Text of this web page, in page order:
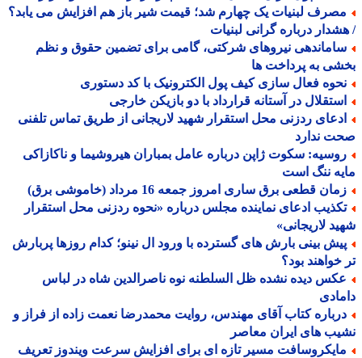
لبنیات یک چهارم شد؛ قیمت شیر باز هم افزایش می یابد؟
درباره گرانی لبنیات
نیروهای شرکتی، گامی برای تضمین حقوق و نظم
به پرداخت ها
فعال سازی کیف پول الکترونیک با کد دستوری
در آستانه قرارداد با دو بازیکن خارجی
ردزنی محل استقرار شهید لاریجانی از طریق تماس تلفنی
ندارد
سکوت ژاپن درباره عامل بمباران هیروشیما و ناکازاکی
ننگ است
قطعی برق ساری امروز جمعه 16 مرداد (خاموشی برق)
ادعای نماینده مجلس درباره «نحوه ردزنی محل استقرار
لاریجانی»
بینی بارش های گسترده با ورود ال نینو؛ کدام روزها پربارش
بود؟
دیده نشده ظل السلطنه نوه ناصرالدین شاه در لباس
کتاب آقای مهندس، روایت محمدرضا نعمت زاده از فراز و
های ایران معاصر
مسیر تازه ای برای افزایش سرعت ویندوز تعریف